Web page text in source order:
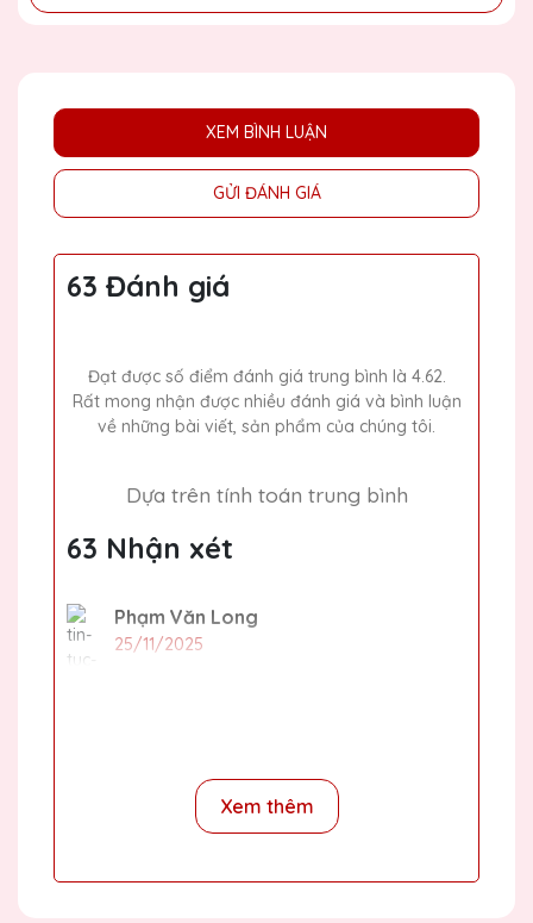
XEM BÌNH LUẬN
GỬI ĐÁNH GIÁ
63 Đánh giá
Đạt được số điểm đánh giá trung bình là 4.62.
Rất mong nhận được nhiều đánh giá và bình luận
về những bài viết, sản phẩm của chúng tôi.
Dựa trên tính toán trung bình
63 Nhận xét
Phạm Văn Long
25/11/2025
25/11/2025
Xem thêm